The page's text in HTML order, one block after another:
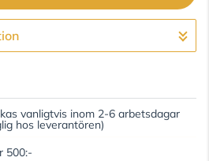
till kassan
vanligtvis inom 2-6 arbetsdagar
hos leverantören)
500:-